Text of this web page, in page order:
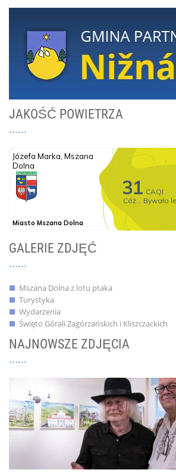
JAKOŚĆ POWIETRZA
GALERIE ZDJĘĆ
Mszana Dolna z lotu ptaka
Turystyka
Wydarzenia
Święto Górali Zagórzańskich i Kliszczackich
NAJNOWSZE ZDJĘCIA